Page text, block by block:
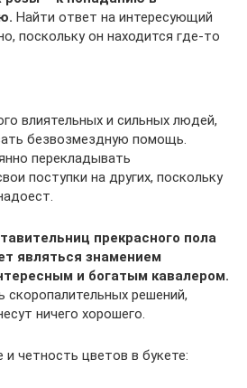
Найти ответ на интересующий
поскольку он находится где-то
влиятельных и сильных людей,
безвозмездную помощь.
перекладывать
поступки на других, поскольку
прекрасного пола
являться знамением
и богатым кавалером.
скоропалительных решений,
ничего хорошего.
четность цветов в букете: